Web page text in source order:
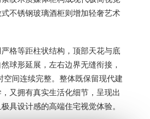
不锈钢玻璃酒柜则增加轻奢艺术
格等距柱状结构，顶部天花与底
球形延展，左右边界无缝衔接，
空间连续完整。整体既保留现代建
又拥有真实生活化细节，呈现出
具设计感的高端住宅视觉体验。